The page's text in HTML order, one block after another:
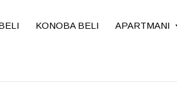
KONOBA BELI APARTMANI